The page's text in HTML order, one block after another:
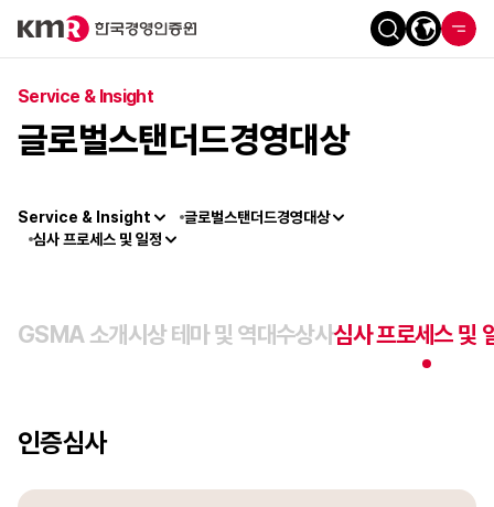
Service & Insight
글로벌스탠더드경영대상
Service & Insight
글로벌스탠더드경영대상
심사 프로세스 및 일정
GSMA 소개 시상 테마 및 역대수상사심사 프로세스 및
인증심사